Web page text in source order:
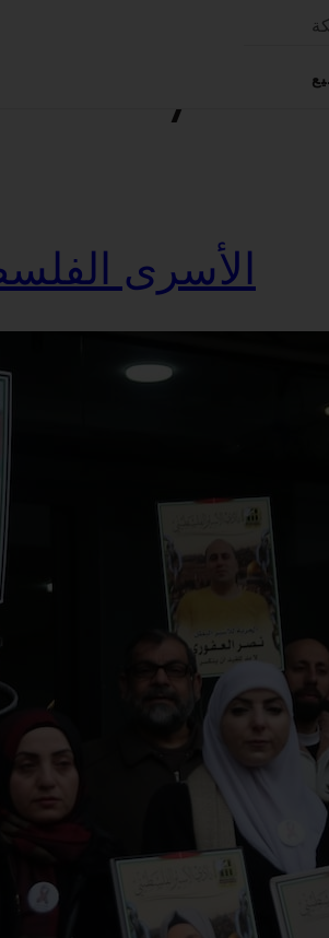
Policy
الأسرى